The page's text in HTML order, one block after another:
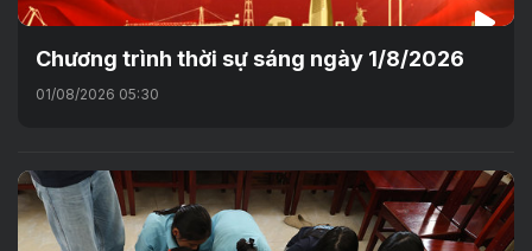
Chương trình thời sự sáng ngày 1/8/2026
01/08/2026 05:30